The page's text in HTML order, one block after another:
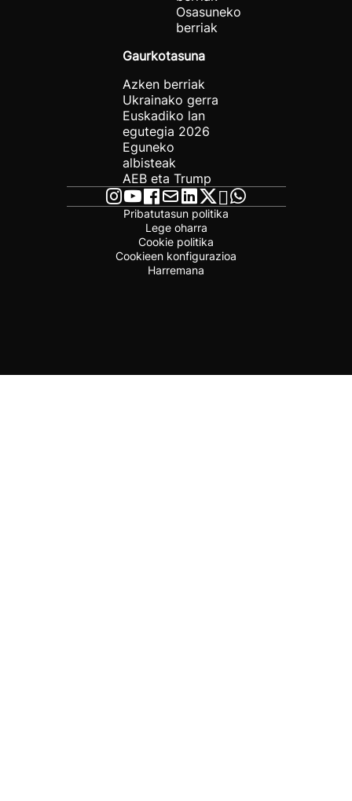
Osasuneko
berriak
Gaurkotasuna
Azken berriak
Ukrainako gerra
Euskadiko lan
egutegia 2026
Eguneko
albisteak
AEB eta Trump
Pribatutasun politika
Lege oharra
Cookie politika
Cookieen konfigurazioa
Harremana